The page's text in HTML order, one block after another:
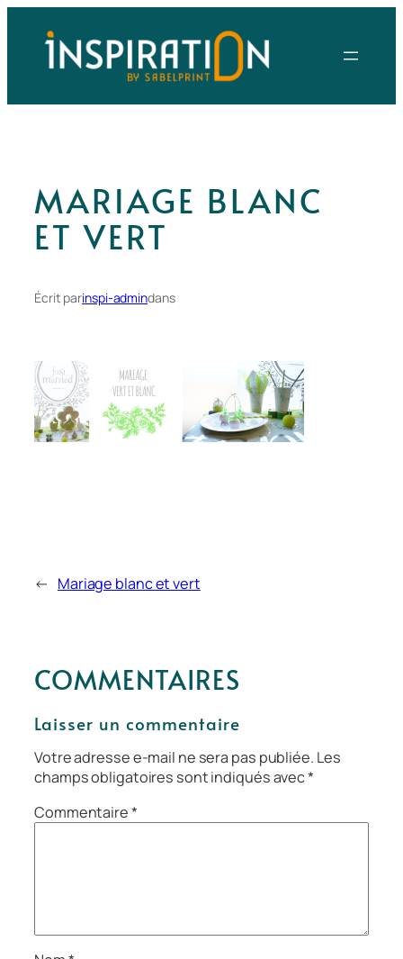
contenu
MARIAGE BLANC
ET VERT
Écrit parinspi-admindans
← Mariage blanc et vert
COMMENTAIRES
Laisser un commentaire
Votre adresse e-mail ne sera pas publiée. Les
champs obligatoires sont indiqués avec*
Commentaire*